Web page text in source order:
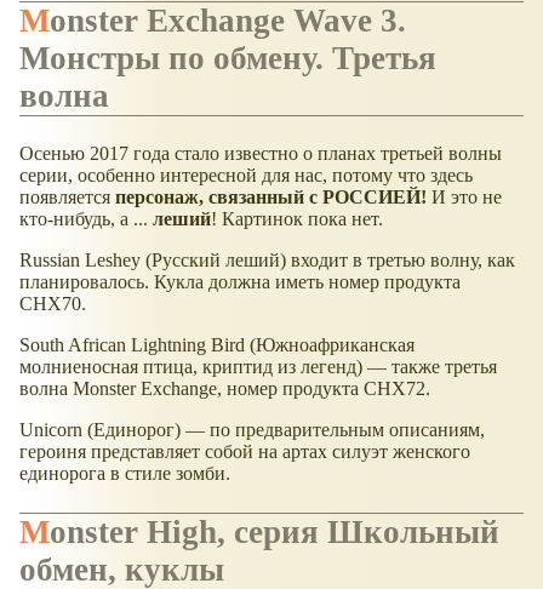
Monster Exchange Wave 3.
Монстры по обмену. Третья
волна
Осенью 2017 года стало известно о планах третьей волны
серии, особенно интересной для нас, потому что здесь
появляется персонаж, связанный с РОССИЕЙ! И это не
кто-нибудь, а ... леший! Картинок пока нет.
Russian Leshey (Русский леший) входит в третью волну, как
планировалось. Кукла должна иметь номер продукта
CHX70.
South African Lightning Bird (Южноафриканская
молниеносная птица, криптид из легенд) — также третья
волна Monster Exchange, номер продукта CHX72.
Unicorn (Единорог) — по предварительным описаниям,
героиня представляет собой на артах силуэт женского
единорога в стиле зомби.
Monster High, серия Школьный
обмен, куклы